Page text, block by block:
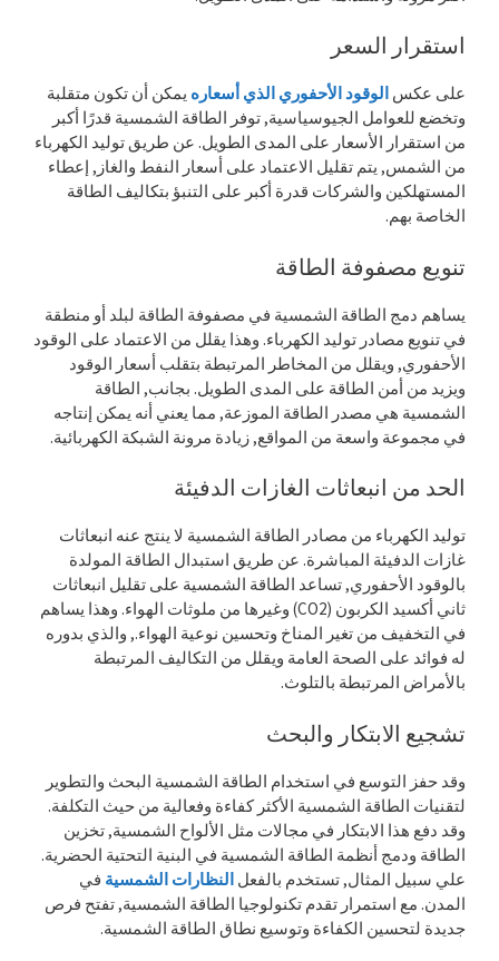
استقرار السعر
على عكس الوقود الأحفوري الذي أسعاره يمكن أن تكون متقلبة
وتخضع للعوامل الجيوسياسية, توفر الطاقة الشمسية قدرًا أكبر
من استقرار الأسعار على المدى الطويل. عن طريق توليد الكهرباء
من الشمس, يتم تقليل الاعتماد على أسعار النفط والغاز, إعطاء
المستهلكين والشركات قدرة أكبر على التنبؤ بتكاليف الطاقة
الخاصة بهم.
تنويع مصفوفة الطاقة
يساهم دمج الطاقة الشمسية في مصفوفة الطاقة لبلد أو منطقة
في تنويع مصادر توليد الكهرباء. وهذا يقلل من الاعتماد على الوقود
الأحفوري, ويقلل من المخاطر المرتبطة بتقلب أسعار الوقود
ويزيد من أمن الطاقة على المدى الطويل. بجانب, الطاقة
الشمسية هي مصدر الطاقة الموزعة, مما يعني أنه يمكن إنتاجه
في مجموعة واسعة من المواقع, زيادة مرونة الشبكة الكهربائية.
الحد من انبعاثات الغازات الدفيئة
توليد الكهرباء من مصادر الطاقة الشمسية لا ينتج عنه انبعاثات
غازات الدفيئة المباشرة. عن طريق استبدال الطاقة المولدة
بالوقود الأحفوري, تساعد الطاقة الشمسية على تقليل انبعاثات
ثاني أكسيد الكربون (CO2) وغيرها من ملوثات الهواء. وهذا يساهم
في التخفيف من تغير المناخ وتحسين نوعية الهواء., والذي بدوره
له فوائد على الصحة العامة ويقلل من التكاليف المرتبطة
بالأمراض المرتبطة بالتلوث.
تشجيع الابتكار والبحث
وقد حفز التوسع في استخدام الطاقة الشمسية البحث والتطوير
لتقنيات الطاقة الشمسية الأكثر كفاءة وفعالية من حيث التكلفة.
وقد دفع هذا الابتكار في مجالات مثل الألواح الشمسية, تخزين
الطاقة ودمج أنظمة الطاقة الشمسية في البنية التحتية الحضرية.
علي سبيل المثال, تستخدم بالفعل النظارات الشمسية في
المدن. مع استمرار تقدم تكنولوجيا الطاقة الشمسية, تفتح فرص
جديدة لتحسين الكفاءة وتوسيع نطاق الطاقة الشمسية.